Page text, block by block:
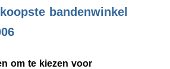
bandenwinkel
om te kiezen voor